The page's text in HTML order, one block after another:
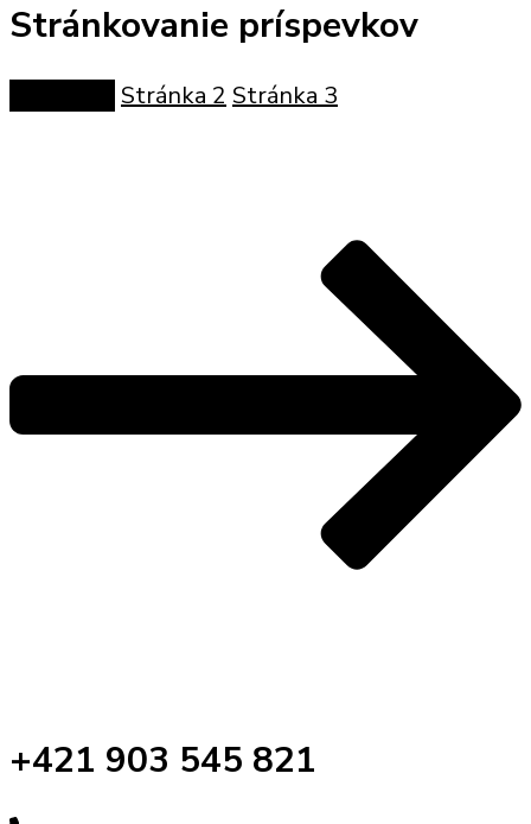
Stránkovanie príspevkov
Stránka 2 Stránka 3
+421 903 545 821